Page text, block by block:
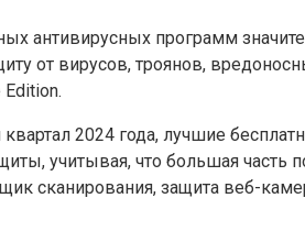
антивирусных программ
от вирусов, троянов,
2024 года, лучшие
учитывая, что большая часть
сканирования, защита веб-